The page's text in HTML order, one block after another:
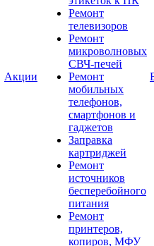
Акции
Ремонт
телевизоров
Ремонт
микроволновых
СВЧ-печей
Ремонт
мобильных
телефонов,
смартфонов и
гаджетов
Заправка
картриджей
Ремонт
источников
бесперебойного
питания
Ремонт
принтеров,
копиров, МФУ